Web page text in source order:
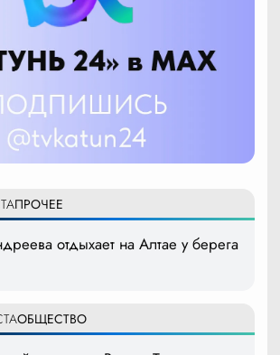
ПРОЧЕЕ
отдыхает на Алтае у берега
ОБЩЕСТВО